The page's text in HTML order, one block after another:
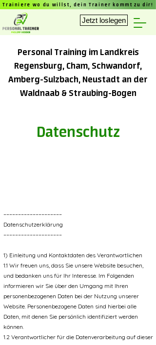
Trainiere wo du willst, dein Trainer kommt zu dir!
Jetzt loslegen
Personal Training im Landkreis
Regensburg, Cham, Schwandorf,
Amberg-Sulzbach, Neustadt an der
Waldnaab & Straubing-Bogen
Datenschutz
––––––––––––––––––––
Datenschutzerklärung
––––––––––––––––––––
1) Einleitung und Kontaktdaten des Verantwortlichen
1.1 Wir freuen uns, dass Sie unsere Website besuchen,
und bedanken uns für Ihr Interesse. Im Folgenden
informieren wir Sie über den Umgang mit Ihren
personenbezogenen Daten bei der Nutzung unserer
Website. Personenbezogene Daten sind hierbei alle
Daten, mit denen Sie persönlich identifiziert werden
können.
1.2 Verantwortlicher für die Datenverarbeitung auf dieser